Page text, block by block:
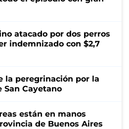
atacado por dos perros
indemnizado con $2,7
la peregrinación por la
San Cayetano
están en manos
de Buenos Aires